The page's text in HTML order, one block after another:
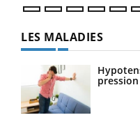
LES MALADIES